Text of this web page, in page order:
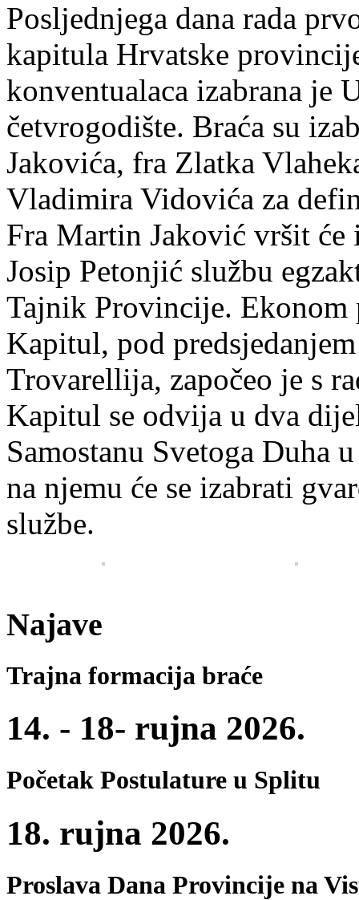
Posljednjega dana rada
kapitula Hrvatske
konventualaca izabrana je
četvrogodište. Braća su
Jakovića, fra Zlatka
Vladimira Vidovića za
Fra Martin Jaković vršit
Josip Petonjić službu
Tajnik Provincije.
Kapitul, pod
Trovarellija, započeo je s
Kapitul se odvija u dva
Samostanu Svetoga Duha
na njemu će se izabrati
službe.
Najave
Trajna formacija braće
14. - 18- rujna 2026.
Početak Postulature u Splitu
18. rujna 2026.
Proslava Dana Provincije na